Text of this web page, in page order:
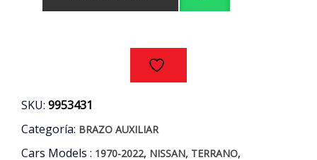
SKU: 9953431
Categoría: BRAZO AUXILIAR
Cars Models : 1970-2022, NISSAN, TERRANO,